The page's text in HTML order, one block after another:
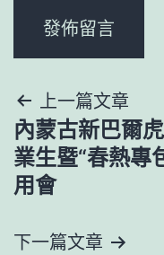
文
章
導
覽
上一篇文章
內蒙古新巴爾
業生暨“春熱專
用會
下一篇文章